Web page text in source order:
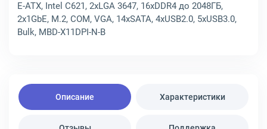
E-ATX, Intel C621, 2xLGA 3647, 16xDDR4 до 2048ГБ,
2x1GbE, M.2, COM, VGA, 14xSATA, 4xUSB2.0, 5xUSB3.0,
Bulk, MBD-X11DPI-N-B
Описание Характеристики